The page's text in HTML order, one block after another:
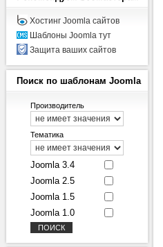
Хостинг Joomla сайтов
Шаблоны Joomla тут
Защита ваших сайтов
Поиск по шаблонам Joomla
Производитель
Тематика
Joomla 3.4
Joomla 2.5
Joomla 1.5
Joomla 1.0